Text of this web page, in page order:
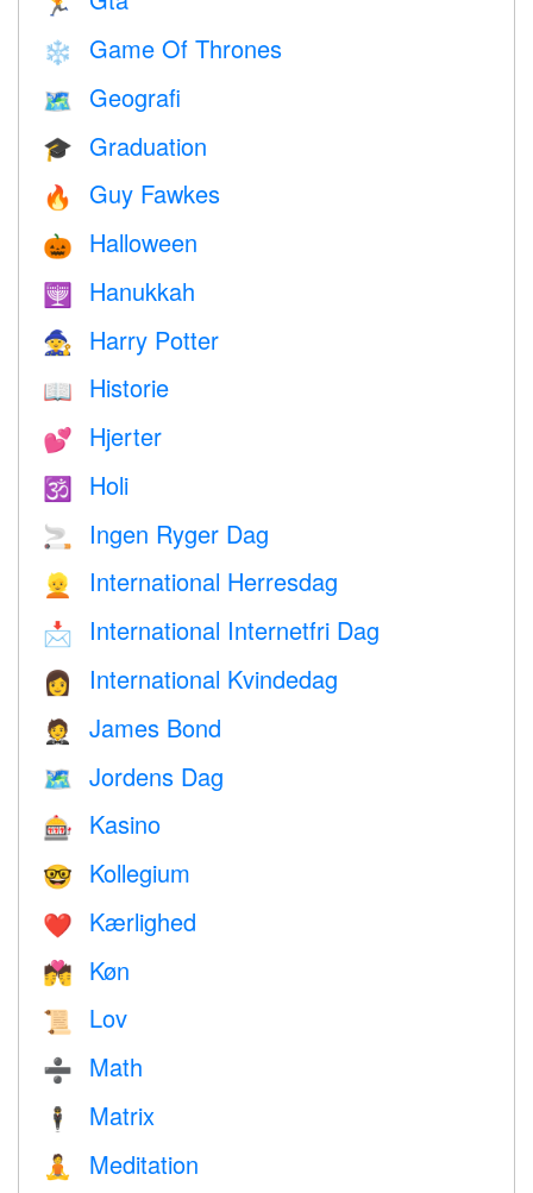
❄️ Game Of Thrones
🗺 Geografi
🎓 Graduation
🔥 Guy Fawkes
🎃 Halloween
🕎 Hanukkah
🧙 Harry Potter
📖 Historie
💕 Hjerter
🕉 Holi
🚬 Ingen Ryger Dag
👱 International Herresdag
📩 International Internetfri Dag
👩 International Kvindedag
🤵 James Bond
🗺️ Jordens Dag
🎰 Kasino
🤓 Kollegium
❤️️ Kærlighed
💏 Køn
📜 Lov
➗ Math
🕴️ Matrix
🧘 Meditation